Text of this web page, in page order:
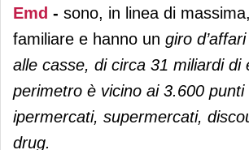
Emd - sono, in linea di
familiare e hanno un giro
alle casse, di circa 31 miliardi di
perimetro è vicino ai 3.600
ipermercati, supermercati,
drug.